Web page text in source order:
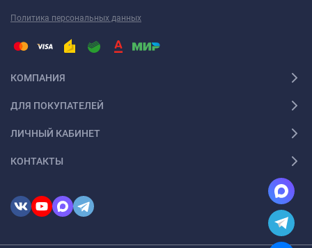
Политика персональных данных
КОМПАНИЯ
ДЛЯ ПОКУПАТЕЛЕЙ
ЛИЧНЫЙ КАБИНЕТ
КОНТАКТЫ